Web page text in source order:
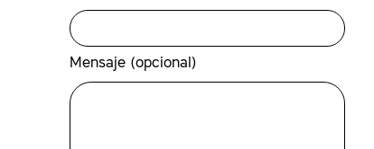
Mensaje (opcional)